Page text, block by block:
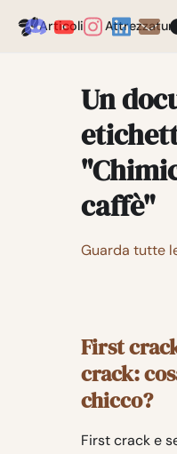
Coffeegeek
Articoli
Un
caffè"
Guarda tutte
First
crack:
chicco?
First crack e